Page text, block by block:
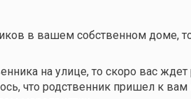
в вашем собственном доме,
на улице, то скоро вас
что родственник пришел к вам